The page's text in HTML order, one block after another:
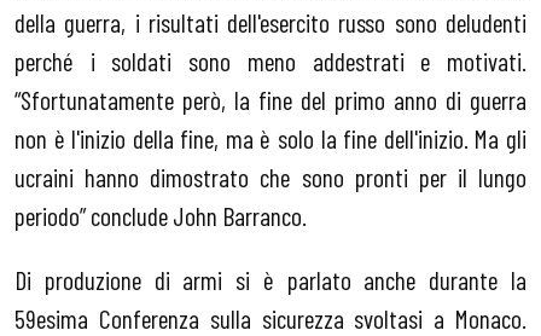
della guerra, i risultati dell'esercito russo sono deludenti
perché i soldati sono meno addestrati e motivati.
“Sfortunatamente però, la fine del primo anno di guerra
non è l'inizio della fine, ma è solo la fine dell'inizio. Ma gli
ucraini hanno dimostrato che sono pronti per il lungo
periodo” conclude John Barranco.
Di produzione di armi si è parlato anche durante la
59esima Conferenza sulla sicurezza svoltasi a Monaco.